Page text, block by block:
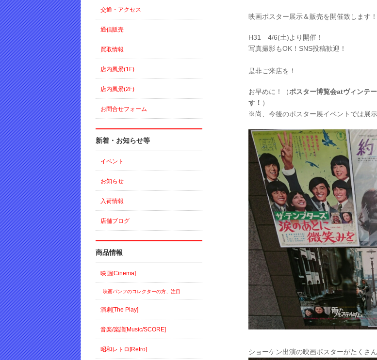
映画ポスター展示＆販売を開催致します！
H31 4/6(土)より開催！
写真撮影もOK！SNS投稿歓迎！
是非ご来店を！
お早めに！（ポスター博覧会atヴィンテ
す！ ）
※尚、今後のポスター展イベントでは展
ショーケン出演の映画ポスターがたくさん
交通・アクセス
通信販売
買取情報
店内風景(1F)
店内風景(2F)
お問合せフォーム
新着・お知らせ等
イベント
お知らせ
入荷情報
店舗ブログ
商品情報
映画[Cinema]
映画パンフのコレクターの方、注目
演劇[The Play]
音楽/楽譜[Music/SCORE]
昭和レトロ[Retro]